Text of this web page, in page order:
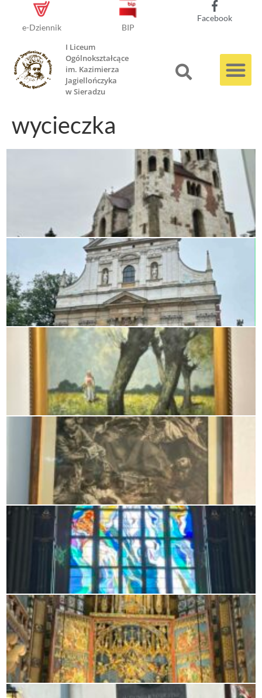
e-Dziennik BIP
Facebook
I Liceum
Ogólnokształcące
im. Kazimierza
Jagiellończyka
w Sieradzu
wycieczka